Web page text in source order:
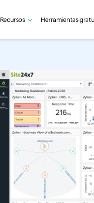
Recursos Herramientas